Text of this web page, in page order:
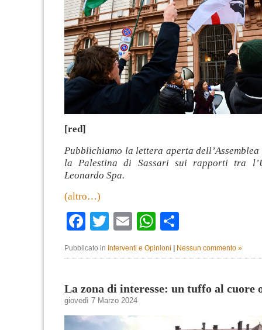
[red]
Pubblichiamo la lettera aperta dell’Assemblea
la Palestina di Sassari sui rapporti tra
Leonardo Spa.
(altro…)
Facebook
TwitterEmailWhatsApp
Pubblicato in Interventi e Opinioni Nessun commento »
La zona di interesse: un tuffo al cuore
giovedì 7 Marzo 2024